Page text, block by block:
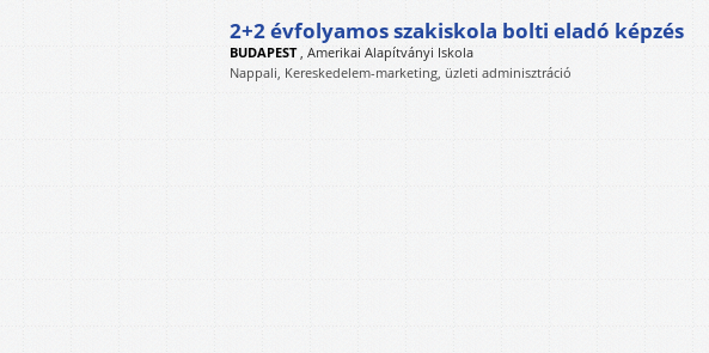
2+2 évfolyamos szakiskola bolti eladó képzés
BUDAPEST Amerikai Alapítványi Iskola
Nappali, Kereskedelem-marketing, üzleti adminisztráció